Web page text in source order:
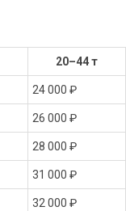
20–44 т
24 000 ₽
26 000 ₽
28 000 ₽
31 000 ₽
32 000 ₽